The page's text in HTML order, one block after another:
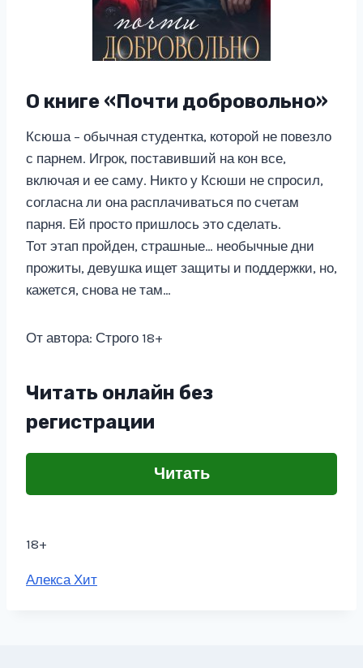
О книге «Почти добровольно»
Ксюша – обычная студентка, которой не повезло
с парнем. Игрок, поставивший на кон все,
включая и ее саму. Никто у Ксюши не спросил,
согласна ли она расплачиваться по счетам
парня. Ей просто пришлось это сделать.
Тот этап пройден, страшные… необычные дни
прожиты, девушка ищет защиты и поддержки, но,
кажется, снова не там…
От автора: Строго 18+
Читать онлайн без
регистрации
Читать
18+
Метки
Алекса Хит